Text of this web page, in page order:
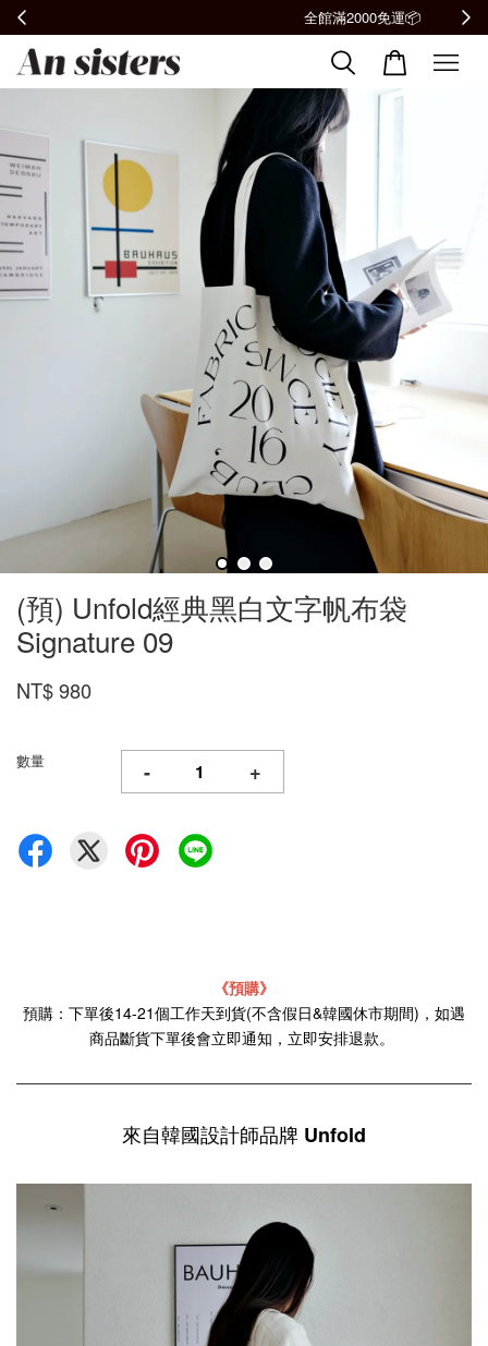
(預) Unfold經典黑白文字帆布袋
Signature 09
NT$ 980
數量 - +
《預購》
預購：下單後14-21個工作天到貨(不含假日&韓國休市期間)，如遇
商品斷貨下單後會立即通知，立即安排退款。
來自韓國設計師品牌 Unfold